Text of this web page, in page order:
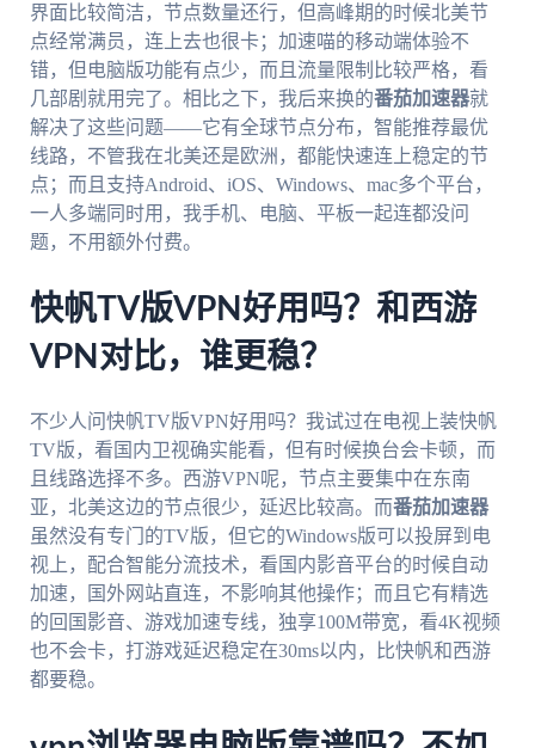
界面比较简洁，节点数量还行，但高峰期的时候北美节
点经常满员，连上去也很卡；加速喵的移动端体验不
错，但电脑版功能有点少，而且流量限制比较严格，看
几部剧就用完了。相比之下，我后来换的番茄加速器就
解决了这些问题——它有全球节点分布，智能推荐最优
线路，不管我在北美还是欧洲，都能快速连上稳定的节
点；而且支持Android、iOS、Windows、mac多个平台，
一人多端同时用，我手机、电脑、平板一起连都没问
题，不用额外付费。
快帆TV版VPN好用吗？和西游
VPN对比，谁更稳？
不少人问快帆TV版VPN好用吗？我试过在电视上装快帆
TV版，看国内卫视确实能看，但有时候换台会卡顿，而
且线路选择不多。西游VPN呢，节点主要集中在东南
亚，北美这边的节点很少，延迟比较高。而番茄加速器
虽然没有专门的TV版，但它的Windows版可以投屏到电
视上，配合智能分流技术，看国内影音平台的时候自动
加速，国外网站直连，不影响其他操作；而且它有精选
的回国影音、游戏加速专线，独享100M带宽，看4K视频
也不会卡，打游戏延迟稳定在30ms以内，比快帆和西游
都要稳。